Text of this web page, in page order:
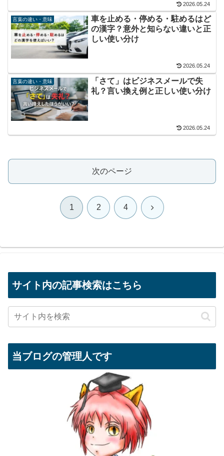
2026.05.24
言葉の違い・意味
車を止める・停める・駐めるはど
の漢字？意外と知らない違いと正
しい使い分け
2026.05.24
言葉の違い・意味
「さて」はビジネスメールで失
礼？言い換え例と正しい使い分け
2026.05.24
次のページ
1 2 4 次
サイト内の記事検索はこちら
当ブログの管理人です